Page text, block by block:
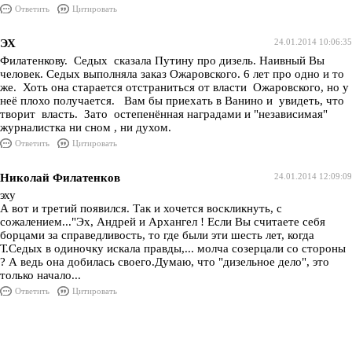
Ответить Цитировать
24.01.2014 10:06:35
ЭХ
Филатенкову. Седых сказала Путину про дизель. Наивный Вы
человек. Седых выполняла заказ Ожаровского. 6 лет про одно и то
же. Хоть она старается отстраниться от власти Ожаровского, но у
неё плохо получается. Вам бы приехать в Ванино и увидеть, что
творит власть. Зато остепенённая наградами и "независимая"
журналистка ни сном , ни духом.
Ответить Цитировать
24.01.2014 12:09:09
Николай Филатенков
эху
А вот и третий появился. Так и хочется воскликнуть, с
сожалением..."Эх, Андрей и Архангел ! Если Вы считаете себя
борцами за справедливость, то где были эти шесть лет, когда
Т.Седых в одиночку искала правды,... молча созерцали со стороны
? А ведь она добилась своего.Думаю, что "дизельное дело", это
только начало...
Ответить Цитировать